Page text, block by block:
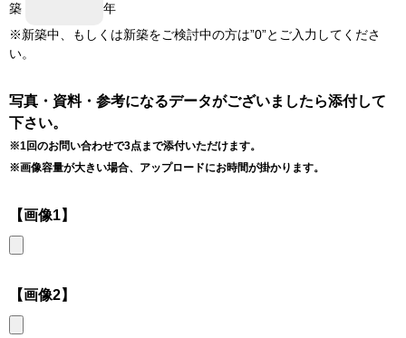
築
年
※新築中、もしくは新築をご検討中の方は”0”とご入力してくださ
い。
写真・資料・参考になるデータがございましたら添付して
下さい。
※1回のお問い合わせで3点まで添付いただけます。
※画像容量が大きい場合、アップロードにお時間が掛かります。
【画像1】
【画像2】